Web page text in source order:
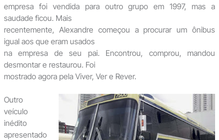
empresa foi vendida para outro grupo em 1997, mas a
saudade ficou. Mais
recentemente, Alexandre começou a procurar um ônibus
igual aos que eram usados
na empresa de seu pai. Encontrou, comprou, mandou
desmontar e restaurou. Foi
mostrado agora pela Viver, Ver e Rever.
Outro
veículo
inédito
apresentado